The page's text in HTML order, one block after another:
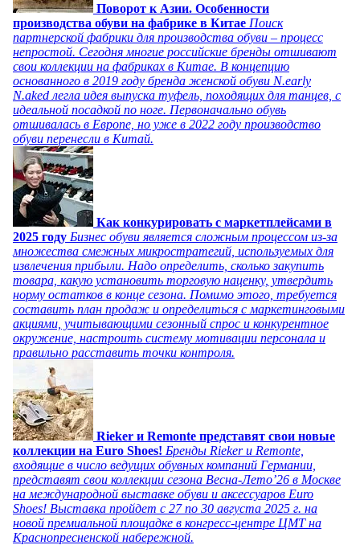
Поворот к Азии. Особенности
производства обуви на фабрике в Китае Поиск
партнерской фабрики для производства обуви – процесс
непростой. Сегодня многие российские бренды отшивают
свои коллекции на фабриках в Китае. В концепцию
основанного в 2019 году бренда женской обуви N.early
N.aked легла идея выпуска туфель, походящих для танцев, с
идеальной посадкой по ноге. Первоначально обувь
отшивалась в Европе, но уже в 2022 году производство
обуви перенесли в Китай.
Как конкурировать с маркетплейсами в
2025 году Бизнес обуви является сложным процессом из-за
множества смежных микростратегий, используемых для
извлечения прибыли. Надо определить, сколько закупить
товара, какую установить торговую наценку, утвердить
норму остатков в конце сезона. Помимо этого, требуется
составить план продаж и определиться с маркетинговыми
акциями, учитывающими сезонный спрос и конкурентное
окружение, настроить систему мотивации персонала и
правильно расставить точки контроля.
Rieker и Remonte представят свои новые
коллекции на Euro Shoes! Бренды Rieker и Remonte,
входящие в число ведущих обувных компаний Германии,
представят свои коллекции сезона Весна-Лето’26 в Москве
на международной выставке обуви и аксессуаров Euro
Shoes! Выставка пройдет c 27 по 30 августа 2025 г. на
новой премиальной площадке в конгресс-центре ЦМТ на
Краснопресненской набережной.